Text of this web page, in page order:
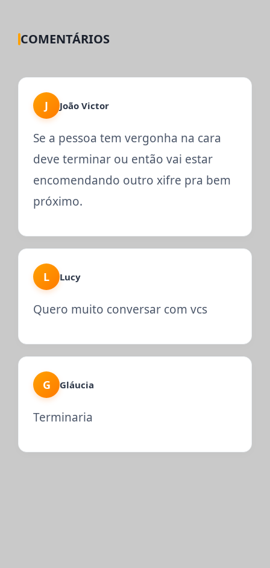
COMENTÁRIOS
J João Victor
Se a pessoa tem vergonha na cara
deve terminar ou então vai estar
encomendando outro xifre pra bem
próximo.
L Lucy
Quero muito conversar com vcs
G Gláucia
Terminaria